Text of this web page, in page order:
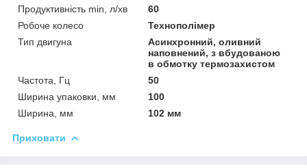
Продуктивність min, л/хв
60
Робоче колесо
Технополімер
Тип двигуна
Асинхронний, оливний
наповнений, з вбудованою
в обмотку термозахистом
Частота, Гц
50
Ширина упаковки, мм
100
Ширина, мм
102 мм
Приховати